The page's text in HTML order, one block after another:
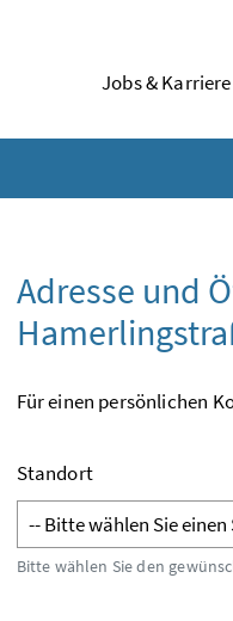
Jobs & Karriere
Adresse und
Für einen persönlichen
Standort
Bitte wählen Sie den